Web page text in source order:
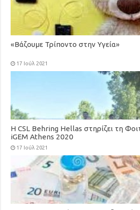
«Βάζουμε Τρίποντο στην Υγεία»
17 Ιούλ 2021
H CSL Behring Hellas στηρίζει τη
iGEM Athens 2020
17 Ιούλ 2021